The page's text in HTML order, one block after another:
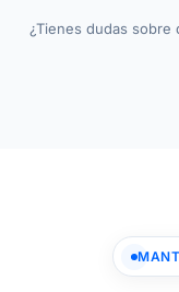
¿Tienes dudas sobre